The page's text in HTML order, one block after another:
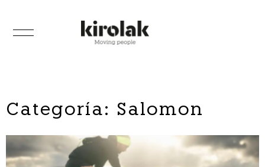
Categoría: Salomon